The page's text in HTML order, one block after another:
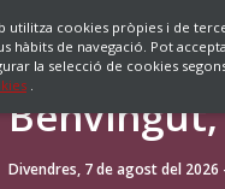
Divendres, 7 de agost del 2026
utilitza cookies pròpies i de
hàbits de navegació. Pot
la selecció de cookies
.